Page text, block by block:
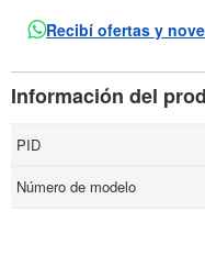
Recibí ofertas y
Información del
PID
Número de modelo